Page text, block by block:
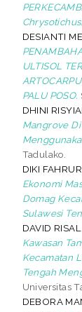
DESIANTI
ULTISOL
PALU POSO.
DHINI
Mangrove
Tadulako.
DIKI
Ekonomi
Domag
Sulawesi
DAVID RISAL
Kawasan
Kecamatan
Tengah
Universitas
DEBORA